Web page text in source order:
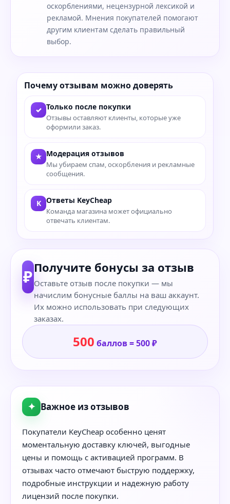
оскорблениями, нецензурной лексикой и
рекламой. Мнения покупателей помогают
другим клиентам сделать правильный
выбор.
Почему отзывам можно доверять
✓ Только после покупки
Отзывы оставляют клиенты, которые уже
оформили заказ.
★ Модерация отзывов
Мы убираем спам, оскорбления и рекламные
сообщения.
K Ответы KeyCheap
Команда магазина может официально
отвечать клиентам.
₽Получите бонусы за отзыв
Оставьте отзыв после покупки — мы
начислим бонусные баллы на ваш аккаунт.
Их можно использовать при следующих
заказах.
500 баллов = 500 ₽
✦ Важное из отзывов
Покупатели KeyCheap особенно ценят
моментальную доставку ключей, выгодные
цены и помощь с активацией программ. В
отзывах часто отмечают быструю поддержку,
подробные инструкции и надежную работу
лицензий после покупки.